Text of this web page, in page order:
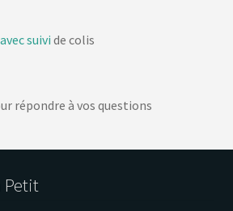
suivi de colis
répondre à vos questions
Petit